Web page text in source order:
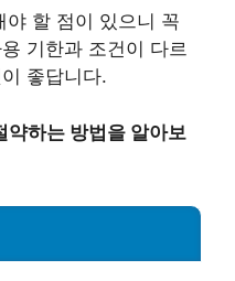
야 할 점이 있으니 꼭
기한과 조건이 다르
좋답니다.
약하는 방법을 알아보